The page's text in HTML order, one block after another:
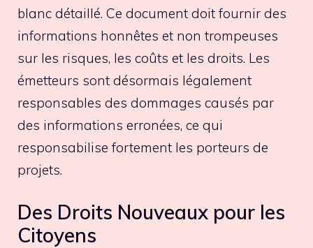
blanc détaillé. Ce document doit fournir des
informations honnêtes et non trompeuses
sur les risques, les coûts et les droits. Les
émetteurs sont désormais légalement
responsables des dommages causés par
des informations erronées, ce qui
responsabilise fortement les porteurs de
projets.
Des Droits Nouveaux pour les
Citoyens